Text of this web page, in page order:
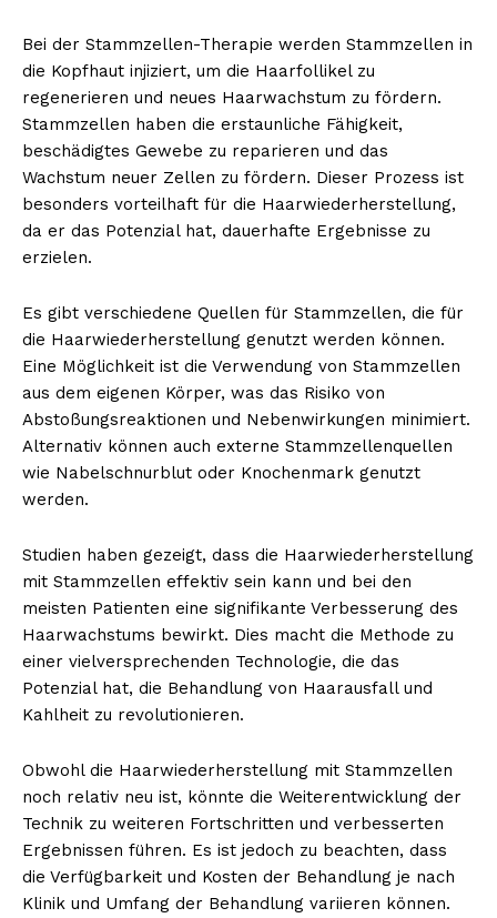
Bei der Stammzellen-Therapie werden Stammzellen in
die Kopfhaut injiziert, um die Haarfollikel zu
regenerieren und neues Haarwachstum zu fördern.
Stammzellen haben die erstaunliche Fähigkeit,
beschädigtes Gewebe zu reparieren und das
Wachstum neuer Zellen zu fördern. Dieser Prozess ist
besonders vorteilhaft für die Haarwiederherstellung,
da er das Potenzial hat, dauerhafte Ergebnisse zu
erzielen.
Es gibt verschiedene Quellen für Stammzellen, die für
die Haarwiederherstellung genutzt werden können.
Eine Möglichkeit ist die Verwendung von Stammzellen
aus dem eigenen Körper, was das Risiko von
Abstoßungsreaktionen und Nebenwirkungen minimiert.
Alternativ können auch externe Stammzellenquellen
wie Nabelschnurblut oder Knochenmark genutzt
werden.
Studien haben gezeigt, dass die Haarwiederherstellung
mit Stammzellen effektiv sein kann und bei den
meisten Patienten eine signifikante Verbesserung des
Haarwachstums bewirkt. Dies macht die Methode zu
einer vielversprechenden Technologie, die das
Potenzial hat, die Behandlung von Haarausfall und
Kahlheit zu revolutionieren.
Obwohl die Haarwiederherstellung mit Stammzellen
noch relativ neu ist, könnte die Weiterentwicklung der
Technik zu weiteren Fortschritten und verbesserten
Ergebnissen führen. Es ist jedoch zu beachten, dass
die Verfügbarkeit und Kosten der Behandlung je nach
Klinik und Umfang der Behandlung variieren können.